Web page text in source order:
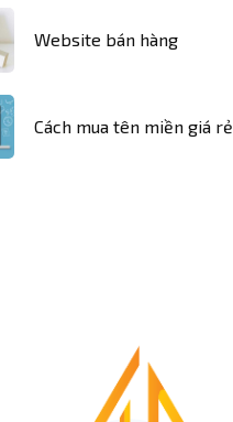
Website bán hàng
Cách mua tên miền giá rẻ